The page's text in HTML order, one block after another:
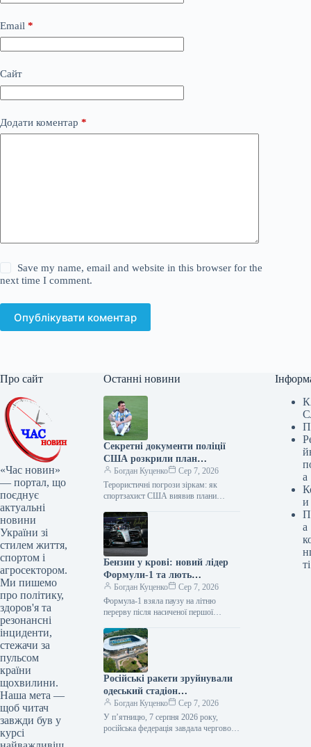
Email *
Сайт
Додати коментар *
Save my name, email and website in this browser for the
next time I comment.
Опублікувати коментар
Про сайт
«Час новин»
— портал, що
поєднує
актуальні
новини
України зі
стилем життя,
спортом і
агросектором.
Ми пишемо
про політику,
здоров'я та
резонансні
інциденти,
стежачи за
пульсом
країни
щохвилини.
Наша мета —
щоб читач
завжди був у
курсі
Останні новини
Секретні документи поліції
США розкрили план
вбивства Мессі
Богдан Куценко
Сер 7, 2026
Терористичні погрози зіркам: як
спортзахист США виявив плани
секретних документів поліції США
виявив серйозність…
Бензин у крові: новий лідер
Формули-1 та лють
Ферстаппена
Богдан Куценко
Сер 7, 2026
Формула-1 взяла паузу на літню
перерву після насиченої першої
поновляться з Гран-прі Нідерландів
21-23 серпня, а поки…
Російські ракети зруйнували
одеський стадіон
“Чорноморець”
Богдан Куценко
Сер 7, 2026
У п’ятницю, 7 серпня 2026 року,
російська федерація завдала чергового
а
и
а
ті